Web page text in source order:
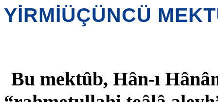
YİRMİÜÇÜNCÜ
Bu mektûb, Hân-ı